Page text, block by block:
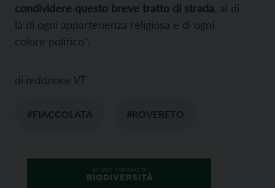
condividere questo breve tratto di strada , al di
là di ogni appartenenza religiosa e di ogni
colore politico”.
di redazione VT
#FIACCOLATA #ROVERETO